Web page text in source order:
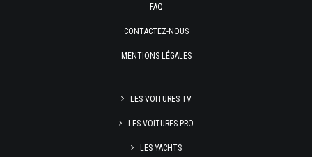
FAQ
CONTACTEZ-NOUS
MENTIONS LÉGALES
LES VOITURES TV
LES VOITURES PRO
LES YACHTS